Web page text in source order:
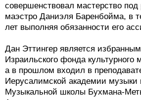
совершенствовал мастерство под
маэстро Даниэля Баренбойма, в
лет выполняя обязанности его
Дан Эттингер является
Израильского фонда культурного
а в прошлом входил в
Иерусалимской академии музыки
Музыкальной школы Бухмана-